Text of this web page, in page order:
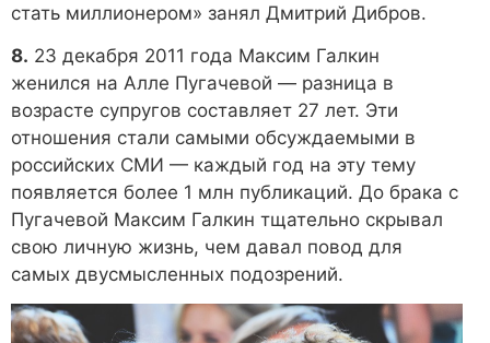
стать миллионером» занял Дмитрий Дибров.
8. 23 декабря 2011 года Максим Галкин
женился на Алле Пугачевой — разница в
возрасте супругов составляет 27 лет. Эти
отношения стали самыми обсуждаемыми в
российских СМИ — каждый год на эту тему
появляется более 1 млн публикаций. До брака с
Пугачевой Максим Галкин тщательно скрывал
свою личную жизнь, чем давал повод для
самых двусмысленных подозрений.